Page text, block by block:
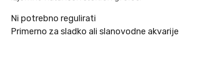
Ni potrebno regulirati
Primerno za sladko ali slanovodne akvarije